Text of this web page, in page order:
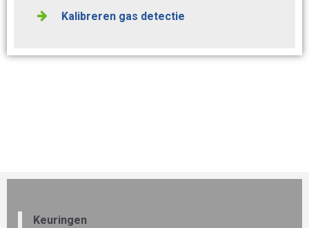
Kalibreren gas detectie
Keuringen